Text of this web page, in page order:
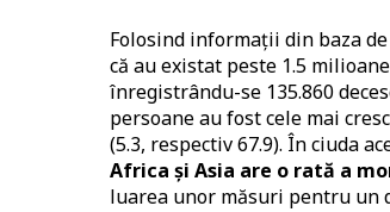
Folosind informații din baza
că au existat peste 1.5
înregistrându-se 135.860
persoane au fost cele mai
(5.3, respectiv 67.9). În ciuda
Africa și Asia are o rată a
luarea unor măsuri pentru un